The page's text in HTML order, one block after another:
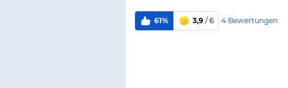
61% 3,9 / 6 4 Bewertungen